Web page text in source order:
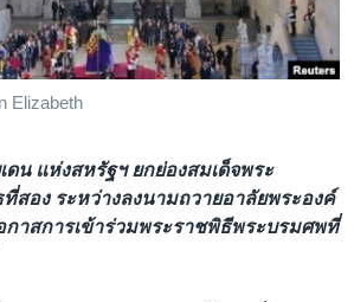
Elizabeth
ดน แห่งสหรัฐฯ ยกย่องสมเด็จพระ
สอง ระหว่างลงนามถวายอาลัยพระองค์
าสการเข้าร่วมพระราชพิธีพระบรมศพที่